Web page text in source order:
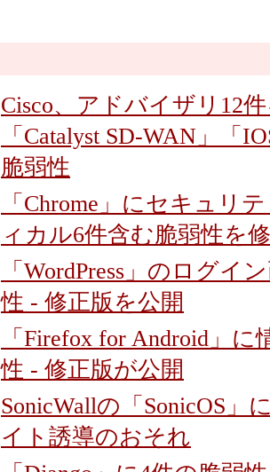
Cisco、アドバイザリ12
「Catalyst SD-WAN」「
脆弱性
「Chrome」にセキュリ
ィカル6件含む脆弱性を
「WordPress」のログイ
性 - 修正版を公開
「Firefox for Android」
性 - 修正版が公開
SonicWallの「SonicOS」
イト誘導のおそれ